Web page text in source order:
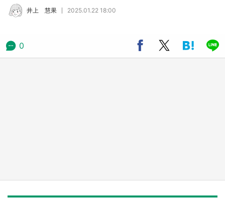
太郎グッズ買える 銀座・博品館TOY PARKへ
ラプラス・ダークネスが栃木県を征服！？ 県
公式プロモ動画で「聖地」が生産されてます
井上 慧果 2025.01.22 18:00
0